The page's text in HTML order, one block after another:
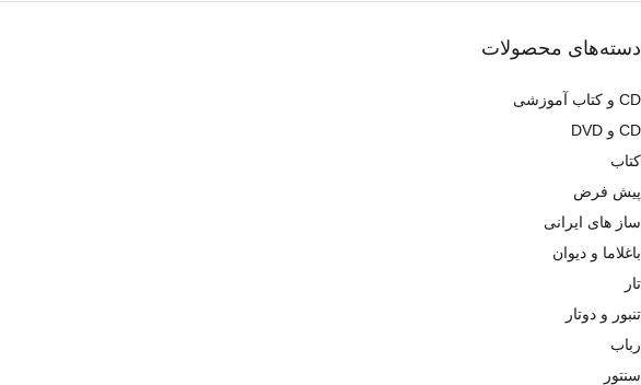
دسته‌های محصولات
CD و کتاب آموزشی
CD و DVD
کتاب
پیش فرض
ساز های ایرانی
باغلاما و دیوان
تار
تنبور و دوتار
رباب
سنتور